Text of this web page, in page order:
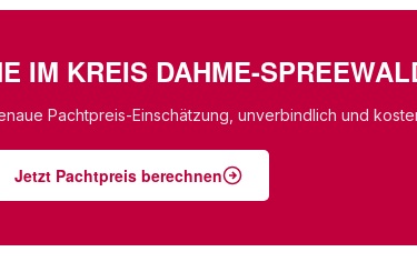
IM KREIS DAHME-
Pachtpreis-Einschätzung, unverbindlich und
Jetzt Pachtpreis berechnen